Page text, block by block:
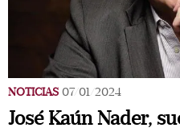
NOTICIAS 07/01/2024
José Kaún Nader,